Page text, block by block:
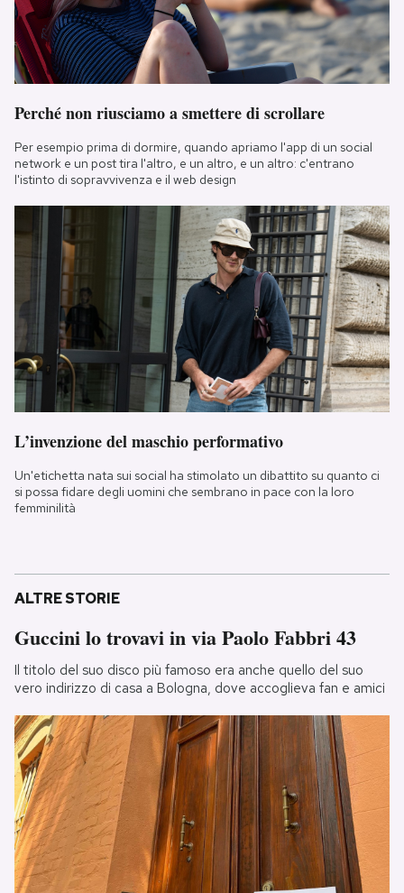
Perché non riusciamo a smettere di scrollare
Per esempio prima di dormire, quando apriamo l'app di un social
network e un post tira l'altro, e un altro, e un altro: c'entrano
l'istinto di sopravvivenza e il web design
L’invenzione del maschio performativo
Un'etichetta nata sui social ha stimolato un dibattito su quanto ci
si possa fidare degli uomini che sembrano in pace con la loro
femminilità
ALTRE STORIE
Guccini lo trovavi in via Paolo Fabbri 43
Il titolo del suo disco più famoso era anche quello del suo
vero indirizzo di casa a Bologna, dove accoglieva fan e amici